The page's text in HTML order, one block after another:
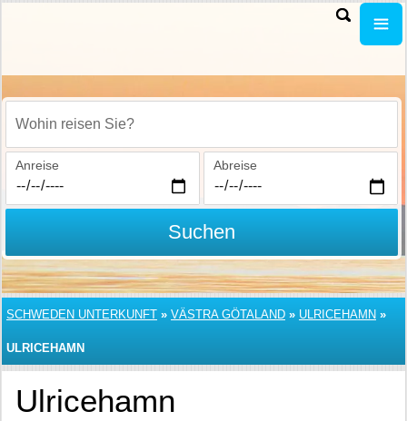
Wohin reisen Sie?
Anreise Abreise
Suchen
SCHWEDEN UNTERKUNFT » VÄSTRA GÖTALAND » ULRICEHAMN »
ULRICEHAMN
Ulricehamn